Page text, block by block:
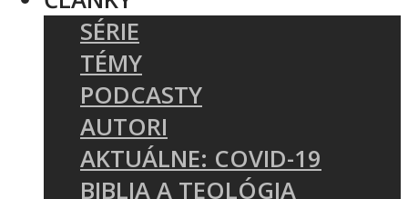
SÉRIE
TÉMY
PODCASTY
AUTORI
AKTUÁLNE: COVID-19
BIBLIA A TEOLÓGIA